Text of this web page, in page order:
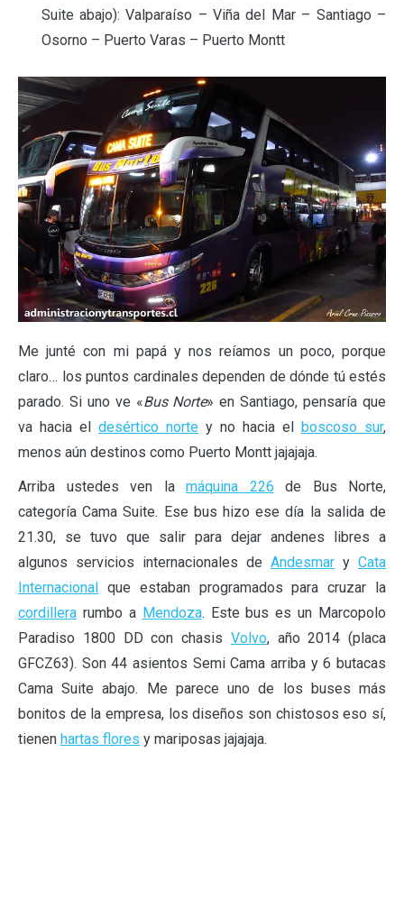
Suite abajo): Valparaíso – Viña del Mar – Santiago –
Osorno – Puerto Varas – Puerto Montt
Me junté con mi papá y nos reíamos un poco, porque
claro… los puntos cardinales dependen de dónde tú estés
parado. Si uno ve «Bus Norte» en Santiago, pensaría que
va hacia el desértico norte y no hacia el boscoso sur,
menos aún destinos como Puerto Montt jajajaja.
Arriba ustedes ven la máquina 226 de Bus Norte,
categoría Cama Suite. Ese bus hizo ese día la salida de
21.30, se tuvo que salir para dejar andenes libres a
algunos servicios internacionales de Andesmar y Cata
Internacional que estaban programados para cruzar la
cordillera rumbo a Mendoza. Este bus es un Marcopolo
Paradiso 1800 DD con chasis Volvo, año 2014 (placa
GFCZ63). Son 44 asientos Semi Cama arriba y 6 butacas
Cama Suite abajo. Me parece uno de los buses más
bonitos de la empresa, los diseños son chistosos eso sí,
tienen hartas flores y mariposas jajajaja.